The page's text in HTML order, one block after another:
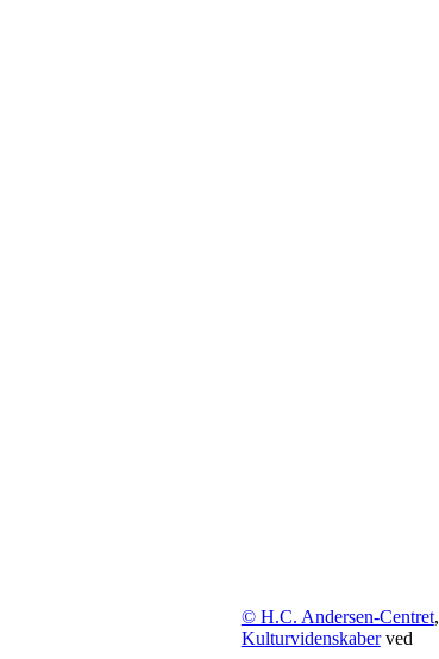
© H.C. Andersen-Centret,
Kulturvidenskaberved